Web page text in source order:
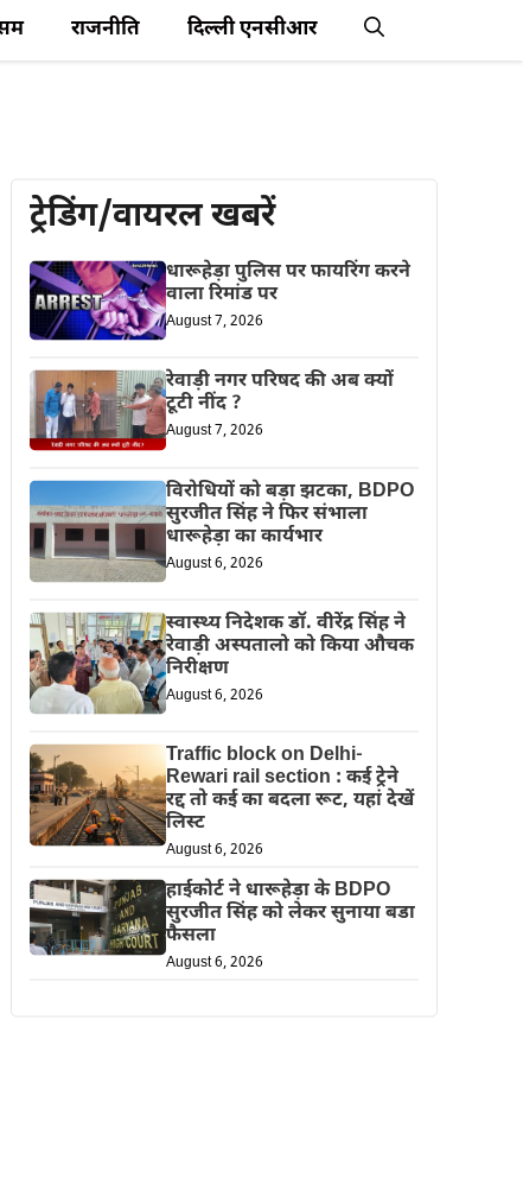
राजनीति दिल्ली एनसीआर
ट्रेडिंग/वायरल खबरें
धारूहेड़ा पुलिस पर फायरिंग करने
वाला रिमांड पर
August 7, 2026
रेवाड़ी नगर परिषद की अब क्यों
टूटी नींद ?
August 7, 2026
विरोधियों को बड़ा झटका, BDPO
सुरजीत सिंह ने फिर संभाला
धारूहेड़ा का कार्यभार
August 6, 2026
स्वास्थ्य निदेशक डॉ. वीरेंद्र सिंह ने
रेवाड़ी अस्पतालो को किया औचक
निरीक्षण
August 6, 2026
Traffic block on Delhi-
Rewari rail section : कई ट्रेने
रद्द तो कई का बदला रूट, यहां देखें
लिस्ट
August 6, 2026
हाईकोर्ट ने धारूहेड़ा के BDPO
सुरजीत सिंह को लेकर सुनाया बडा
फैसला
August 6, 2026